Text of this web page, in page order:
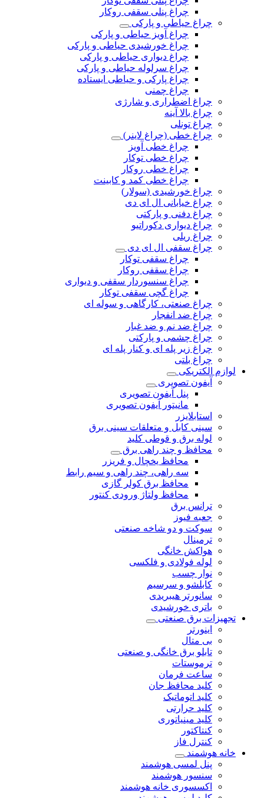
چراغ پنلی سقفی روکار
چراغ حیاطی و پارکی
چراغ آویز حیاطی و پارکی
چراغ خورشیدی حیاطی و پارکی
چراغ دیواری حیاطی و پارکی
چراغ سرلوله حیاطی و پارکی
چراغ پارکی و حیاطی ایستاده
چراغ چمنی
چراغ اضطراری و شارژی
چراغ بالا آینه
چراغ تونلی
چراغ خطی (چراغ لاینر)
چراغ خطی آویز
چراغ خطی توکار
چراغ خطی روکار
چراغ خطی کمد و کابینت
چراغ خورشیدی (سولار)
چراغ خیابانی ال ای دی
چراغ دفنی و پارکتی
چراغ دیواری دکوراتیو
چراغ ریلی
چراغ سقفی ال ای دی
چراغ سقفی توکار
چراغ سقفی روکار
چراغ سنسوردار سقفی و دیواری
چراغ گچی سقفی توکار
چراغ صنعتی، کارگاهی و سوله ای
چراغ ضد انفجار
چراغ ضد نم و ضد غبار
چراغ چشمی و پارکتی
چراغ‌ زیر‌ پله‌ ای و کنار‌ پله‌ ای
چراغ بلتی
لوازم الکتریکی
آیفون تصویری
پنل آیفون تصویری
مانیتور آیفون تصویری
استابلایزر
سینی کابل و متعلقات سینی برق
لوله برق و قوطی کلید
محافظ و چند راهی برق
محافظ یخچال و فریزر
سه راهی، چند راهی و سیم رابط
محافظ برق کولر گازی
محافظ ولتاژ ورودی کنتور
ترانس برق
جعبه فیوز
سوکت و دو شاخه صنعتی
ترمینال
هواکش خانگی
لوله فولادی و فلکسی
نوار چسب
کابلشو و سرسیم
سانورتر هیبریدی
باتری خورشیدی
تجهیزات برق صنعتی
اینورتر
بی متال
تابلو برق خانگی و صنعتی
ترموستات
ساعت فرمان
کلید محافظ جان
کلید اتوماتیک
کلید حرارتی
کلید مینیاتوری
کنتاکتور
کنترل فاز
خانه هوشمند
پنل لمسی هوشمند
سنسور هوشمند
اکسسوری خانه هوشمند